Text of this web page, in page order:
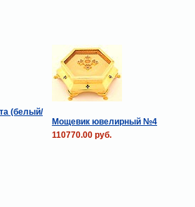
(белый/
Мощевик ювелирный №4
110770.00 руб.